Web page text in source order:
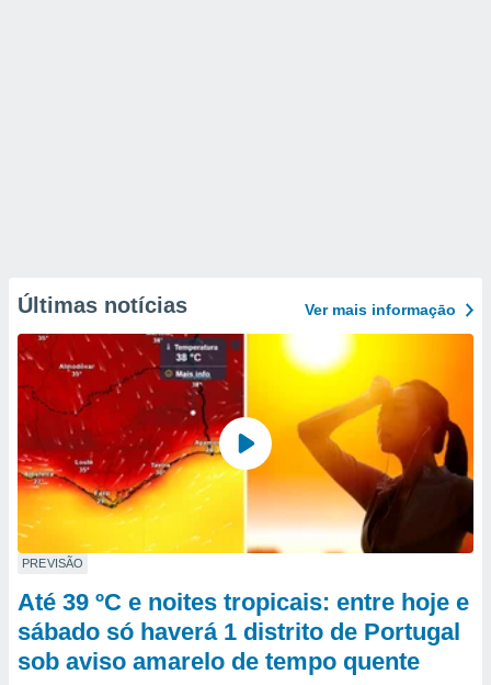
Últimas notícias Ver mais informaçāo
PREVISÃO
Até 39 ºC e noites tropicais: entre hoje e
sábado só haverá 1 distrito de Portugal
sob aviso amarelo de tempo quente